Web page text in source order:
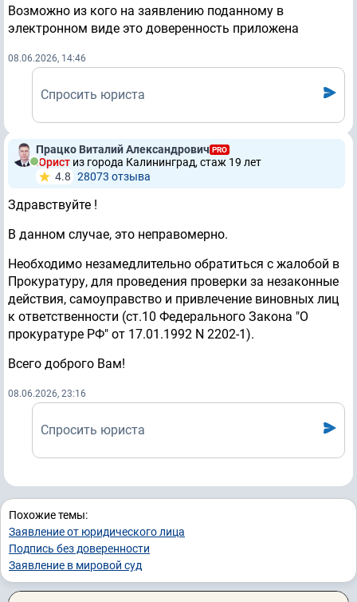
Возможно из кого на заявлению поданному в
электронном виде это доверенность приложена
08.06.2026, 14:46
Спросить юриста
Працко Виталий Александрович PRO
Юрист из города Калининград, стаж 19 лет
4.8 28073 отзывa
Здравствуйте !
В данном случае, это неправомерно.
Необходимо незамедлительно обратиться с жалобой в
Прокуратуру, для проведения проверки за незаконные
действия, самоуправство и привлечение виновных лиц
к ответственности (ст.10 Федерального Закона "О
прокуратуре РФ" от 17.01.1992 N 2202-1).
Всего доброго Вам!
08.06.2026, 23:16
Спросить юриста
Похожие темы:
Заявление от юридического лица
Подпись без доверенности
Заявление в мировой суд